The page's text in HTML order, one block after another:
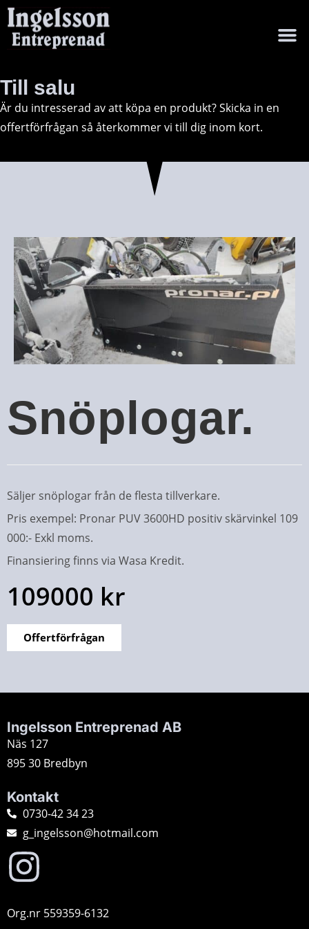
Till salu
Är du intresserad av att köpa en produkt? Skicka in en
offertförfrågan så återkommer vi till dig inom kort.
Snöplogar.
Säljer snöplogar från de flesta tillverkare.
Pris exempel: Pronar PUV 3600HD positiv skärvinkel 109
000:- Exkl moms.
Finansiering finns via Wasa Kredit.
109000 kr
Offertförfrågan
Ingelsson Entreprenad AB
Näs 127
895 30 Bredbyn
Kontakt
0730-42 34 23
g_ingelsson@hotmail.com
Org.nr 559359-6132